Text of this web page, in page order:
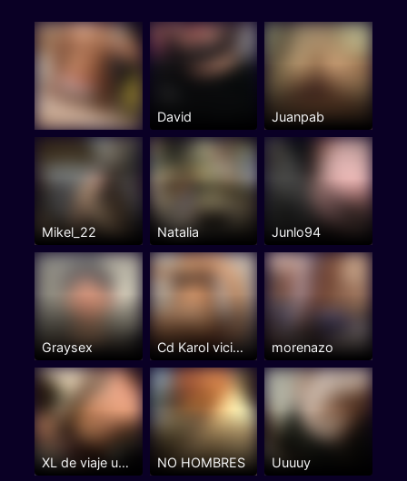
David Juanpab
Mikel_22 Natalia Junlo94
Graysex Cd Karol viciosa morenazo
XL de viaje unos dias NO HOMBRES Uuuuy